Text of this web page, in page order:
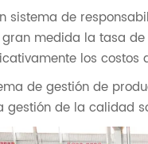
sistema de
medida la tasa
los costos
de gestión de
gestión de la calidad